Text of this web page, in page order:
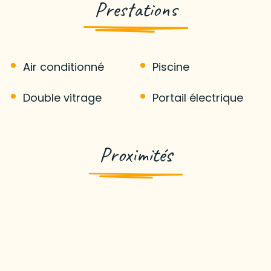
Prestations
Air conditionné
Double vitrage
Piscine
Portail électrique
Proximités